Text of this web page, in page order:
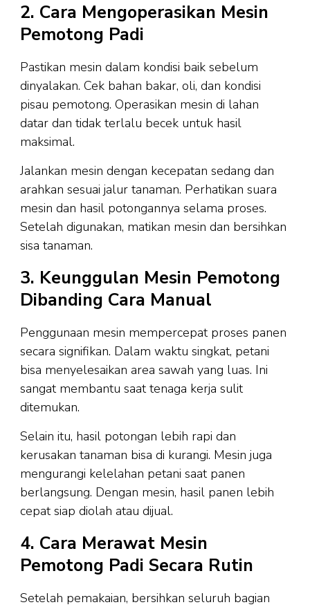
2. Cara Mengoperasikan Mesin
Pemotong Padi
Pastikan mesin dalam kondisi baik sebelum
dinyalakan. Cek bahan bakar, oli, dan kondisi
pisau pemotong. Operasikan mesin di lahan
datar dan tidak terlalu becek untuk hasil
maksimal.
Jalankan mesin dengan kecepatan sedang dan
arahkan sesuai jalur tanaman. Perhatikan suara
mesin dan hasil potongannya selama proses.
Setelah digunakan, matikan mesin dan bersihkan
sisa tanaman.
3. Keunggulan Mesin Pemotong
Dibanding Cara Manual
Penggunaan mesin mempercepat proses panen
secara signifikan. Dalam waktu singkat, petani
bisa menyelesaikan area sawah yang luas. Ini
sangat membantu saat tenaga kerja sulit
ditemukan.
Selain itu, hasil potongan lebih rapi dan
kerusakan tanaman bisa di kurangi. Mesin juga
mengurangi kelelahan petani saat panen
berlangsung. Dengan mesin, hasil panen lebih
cepat siap diolah atau dijual.
4. Cara Merawat Mesin
Pemotong Padi Secara Rutin
Setelah pemakaian, bersihkan seluruh bagian